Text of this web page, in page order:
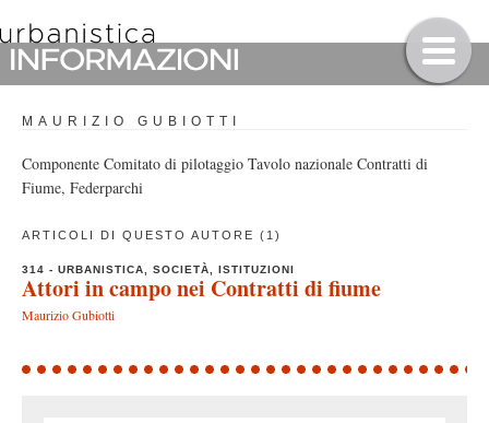
MAURIZIO GUBIOTTI
Componente Comitato di pilotaggio Tavolo nazionale Contratti di
Fiume, Federparchi
ARTICOLI DI QUESTO AUTORE (1)
314 - URBANISTICA, SOCIETÀ, ISTITUZIONI
Attori in campo nei Contratti di fiume
Maurizio Gubiotti